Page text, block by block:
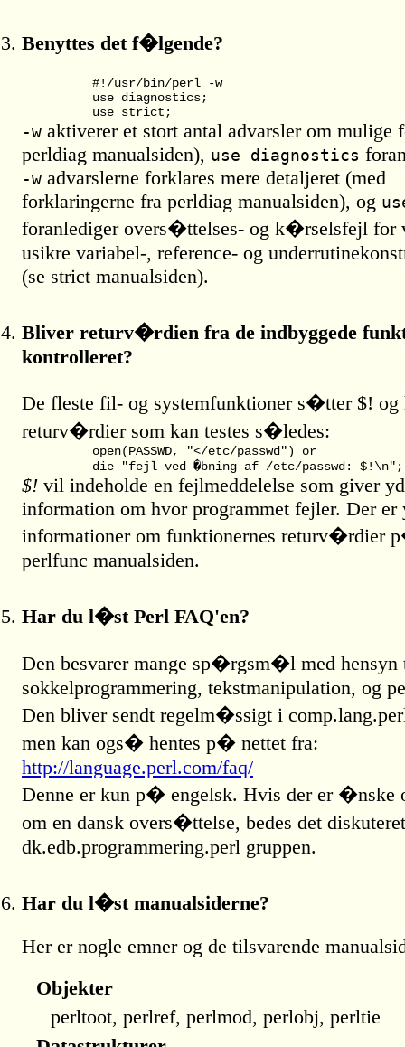
Benyttes det f�lgende?
	#!/usr/bin/perl -w
-w aktiverer et stort antal advarsler om mulige
perldiag manualsiden), use diagnostics
-w advarslerne forklares mere detaljeret (med
forklaringerne fra perldiag manualsiden), og
foranlediger overs�ttelses- og k�rselsfejl for
usikre variabel-, reference- og
(se strict manualsiden).
Bliver returv�rdien fra de indbyggede
kontrolleret?
De fleste fil- og systemfunktioner s�tter $! og
returv�rdier som kan testes s�ledes:
$! vil indeholde en fejlmeddelelse som giver
information om hvor programmet fejler. Der er
informationer om funktionernes returv�rdier
perlfunc manualsiden.
Har du l�st Perl FAQ'en?
Den besvarer mange sp�rgsm�l med hensyn
sokkelprogrammering, tekstmanipulation, og
Den bliver sendt regelm�ssigt i
men kan ogs� hentes p� nettet fra:
http://language.perl.com/faq/
Denne er kun p� engelsk. Hvis der er �nske
om en dansk overs�ttelse, bedes det
dk.edb.programmering.perl gruppen.
Har du l�st manualsiderne?
Her er nogle emner og de tilsvarende
Objekter
perltoot, perlref, perlmod, perlobj, perltie